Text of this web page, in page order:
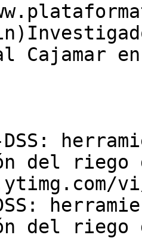
Cajamar
DSS:
del riego
vi/
DSS:
del